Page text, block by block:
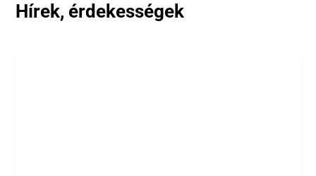
Hírek, érdekességek